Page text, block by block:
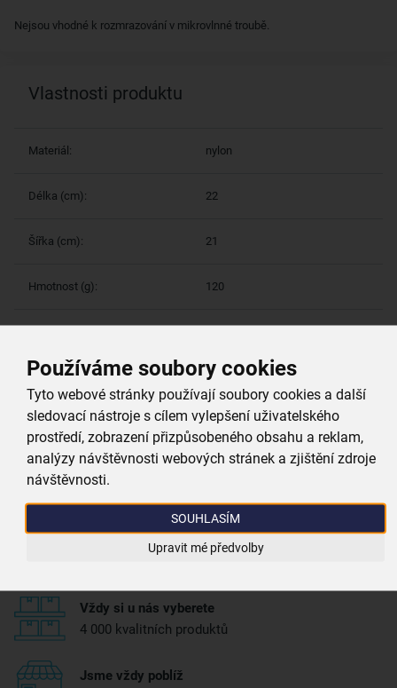
Používáme soubory cookies
Tyto webové stránky používají soubory cookies a další
sledovací nástroje s cílem vylepšení uživatelského
prostředí, zobrazení přizpůsobeného obsahu a reklam,
analýzy návštěvnosti webových stránek a zjištění zdroje
návštěvnosti.
SOUHLASÍM
Upravit mé předvolby
Nejsou vhodné k rozmrazování v mikrovlnné troubě.
Vlastnosti produktu
Materiál: nylon
Délka (cm): 22
Šířka (cm): 21
Hmotnost (g): 120
Více parametrů (5)
Proč si vybrat právě nás
Doprava zdarma
Zboží doručujeme rychle
Vždy si u nás vyberete
4 000 kvalitních produktů
Jsme vždy poblíž